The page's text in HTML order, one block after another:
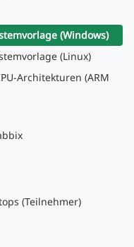
(Windows)
(Linux)
Architekturen (ARM
(Teilnehmer)